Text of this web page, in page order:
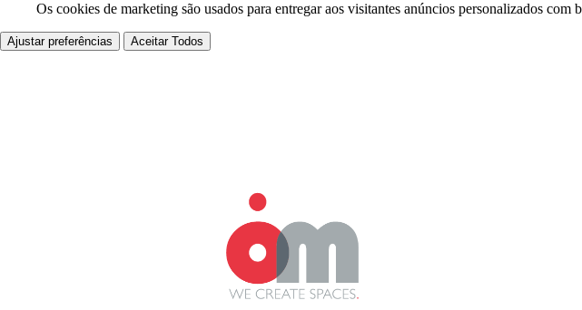
Os cookies de marketing são usados para entregar aos visitantes anúncios personalizados
Ajustar preferências Aceitar Todos